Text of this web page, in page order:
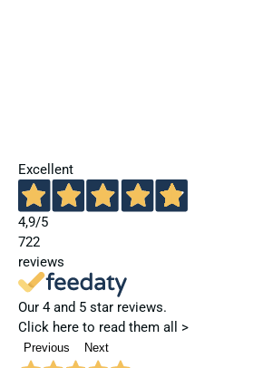
Excellent
4,9/5
722
reviews
Our 4 and 5 star reviews.
Click here to read them all >
Previous Next